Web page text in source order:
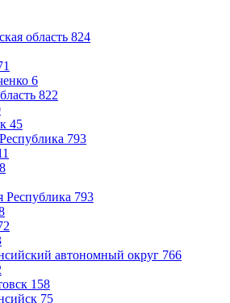
область 824
6
822
45
793
Республика 793
автономный округ 766
158
75